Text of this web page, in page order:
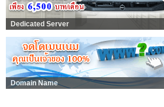
Dedicated Server
Domain Name